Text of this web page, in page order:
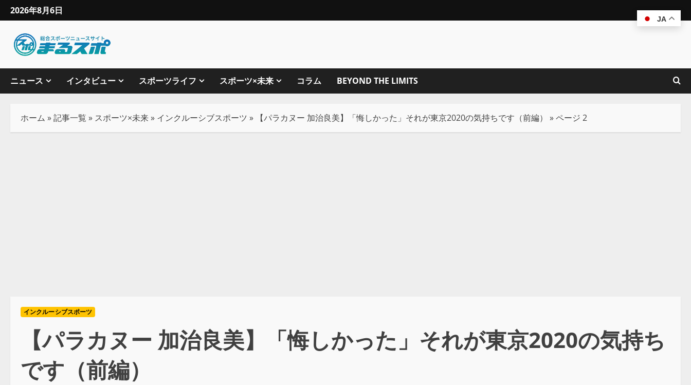
2026年8月6日
ニュース インタビュー スポーツライフ スポーツ×未来 コラム BEYOND THE LIMITS
ホーム »記事一覧 » スポーツ×未来» インクルーシブスポーツ » 【パラカヌー 加治良美】「悔しかった」それが東京2020の気持ちです（前編） »ページ 2
インクルーシブスポーツ
【パラカヌー 加治良美】「悔しかった」それが東京2020の気持ち
です（前編）
JA